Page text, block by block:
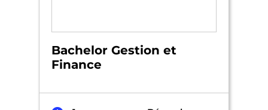
Bachelor Gestion et
Finance